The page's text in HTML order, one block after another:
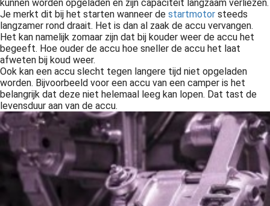
kunnen worden opgeladen en zijn capaciteit langzaam verliezen.
Je merkt dit bij het starten wanneer de startmotor steeds
langzamer rond draait. Het is dan al zaak de accu vervangen.
Het kan namelijk zomaar zijn dat bij kouder weer de accu het
begeeft. Hoe ouder de accu hoe sneller de accu het laat
afweten bij koud weer.
Ook kan een accu slecht tegen langere tijd niet opgeladen
worden. Bijvoorbeeld voor een accu van een camper is het
belangrijk dat deze niet helemaal leeg kan lopen. Dat tast de
levensduur aan van de accu.